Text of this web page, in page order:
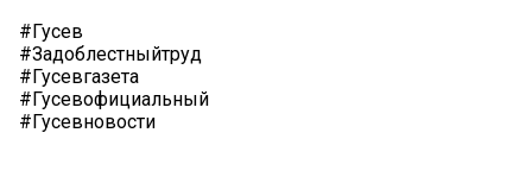
#Гусев
#Задоблестныйтруд
#Гусевгазета
#Гусевофициальный
#Гусевновости